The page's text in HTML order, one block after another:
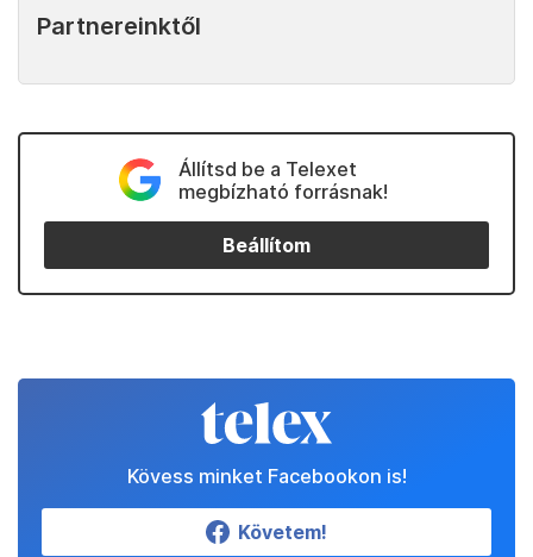
Partnereinktől
Állítsd be a Telexet
megbízható forrásnak!
Beállítom
Kövess minket Facebookon is!
Követem!